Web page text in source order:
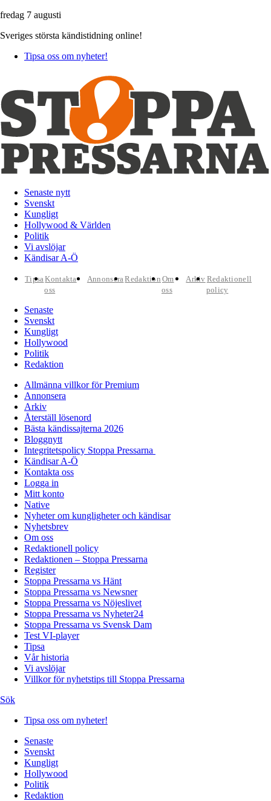
fredag 7 augusti
Sveriges största kändistidning online!
Tipsa oss om nyheter!
Senaste nytt
Svenskt
Kungligt
Hollywood & Världen
Politik
Vi avslöjar
Kändisar A-Ö
TipsaKontakta
oss
AnnonseraRedaktion Om
oss
Arkiv Redaktionell
policy
Senaste
Svenskt
Kungligt
Hollywood
Politik
Redaktion
Allmänna villkor för Premium
Annonsera
Arkiv
Återställ lösenord
Bästa kändissajterna 2026
Bloggnytt
Integritetspolicy Stoppa Pressarna
Kändisar A-Ö
Kontakta oss
Logga in
Mitt konto
Native
Nyheter om kungligheter och kändisar
Nyhetsbrev
Om oss
Redaktionell policy
Redaktionen – Stoppa Pressarna
Register
Stoppa Pressarna vs Hänt
Stoppa Pressarna vs Newsner
Stoppa Pressarna vs Nöjeslivet
Stoppa Pressarna vs Nyheter24
Stoppa Pressarna vs Svensk Dam
Test VI-player
Tipsa
Vår historia
Vi avslöjar
Villkor för nyhetstips till Stoppa Pressarna
Sök
Tipsa oss om nyheter!
Senaste
Svenskt
Kungligt
Hollywood
Politik
Redaktion